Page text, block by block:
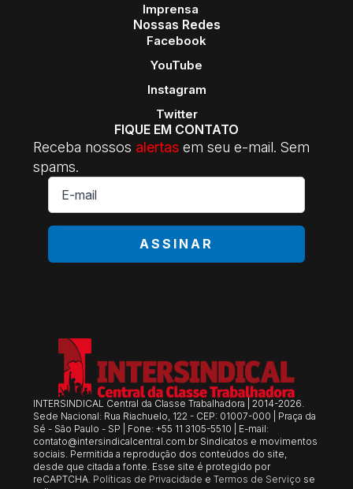
Imprensa
Nossas Redes
Facebook
YouTube
Instagram
Twitter
FIQUE EM CONTATO
Receba nossos alertas em seu e-mail. Sem
spams.
E-
mail
ASSINAR
INTERSINDICAL Central da Classe Trabalhadora | 2014-2026.
Sede Nacional: Rua Riachuelo, 122 - CEP: 01007-000 | Praça da
Sé - São Paulo - SP | Fone: +55 11 3105-5510 | E-mail:
contato@intersindicalcentral.com.br Sindicatos e movimentos
sociais. Permitida a reprodução dos conteúdos do site,
desde que citada a fonte. Esse site é protegido por
reCAPTCHA. Políticas de Privacidade eTermos de Serviço se